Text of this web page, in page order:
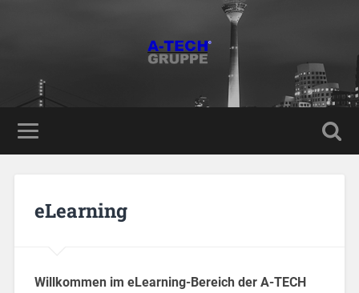
eLearning
Willkommen im eLearning-Bereich der A-TECH